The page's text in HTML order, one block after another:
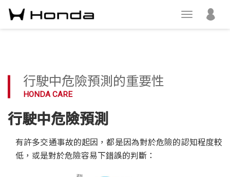
行駛中危險預測的重要性
HONDA CARE
行駛中危險預測
有許多交通事故的起因，都是因為對於危險的認知程度較
低，或是對於危險容易下錯誤的判斷：